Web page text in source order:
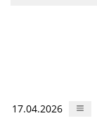
17.04.2026